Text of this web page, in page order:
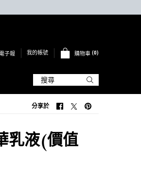
子報 我的帳號 購物車 0
0 PRODUCT IN CART
搜尋
分享於 分享於 FACEBOOK
分享於 TWITTER
分享於 PINTEREST
乳液(價值